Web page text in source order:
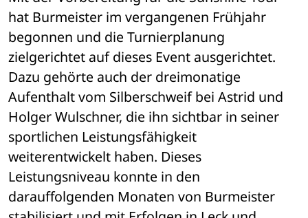
hat Burmeister im vergangenen Frühjahr
begonnen und die Turnierplanung
zielgerichtet auf dieses Event ausgerichtet.
Dazu gehörte auch der dreimonatige
Aufenthalt vom Silberschweif bei Astrid und
Holger Wulschner, die ihn sichtbar in seiner
sportlichen Leistungsfähigkeit
weiterentwickelt haben. Dieses
Leistungsniveau konnte in den
darauffolgenden Monaten von Burmeister